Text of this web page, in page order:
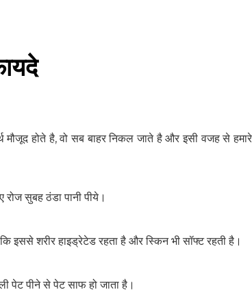
मौजूद होते है, वो सब बाहर निकल जाते है और इसी वजह से
सुबह ठंडा पानी पीये।
इससे शरीर हाइड्रेटेड रहता है और स्किन भी सॉफ्ट रहती है।
पेट पीने से पेट साफ हो जाता है।